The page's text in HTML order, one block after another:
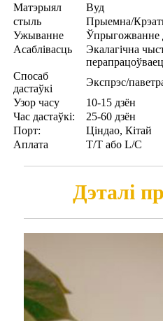
Матэрыял
Вуд
стыль
Прыемна/
Ужыванне
Ўпрыгожванне
Асаблівасць
Экалагічна
Спосаб
дастаўкі
Экспрэс/
Узор часу
10-15 дзён
Час дастаўкі:
25-60 дзён
Порт:
Ціндао, Кітай
Аплата
T/T або L/C
Дэталі